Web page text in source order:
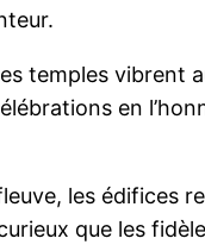
temples vibrent
en
les édifices
que les